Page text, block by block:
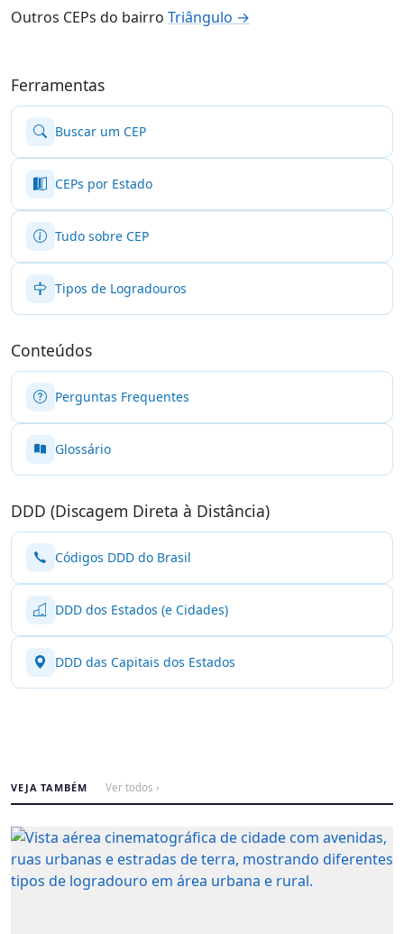
Outros CEPs do bairro Triângulo →
Ferramentas
Buscar um CEP
CEPs por Estado
Tudo sobre CEP
Tipos de Logradouros
Conteúdos
Perguntas Frequentes
Glossário
DDD (Discagem Direta à Distância)
Códigos DDD do Brasil
DDD dos Estados (e Cidades)
DDD das Capitais dos Estados
VEJA TAMBÉM Ver todos ›